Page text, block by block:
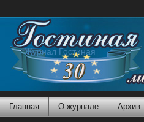
Журнал Гостиная
Главная О журнале Архив